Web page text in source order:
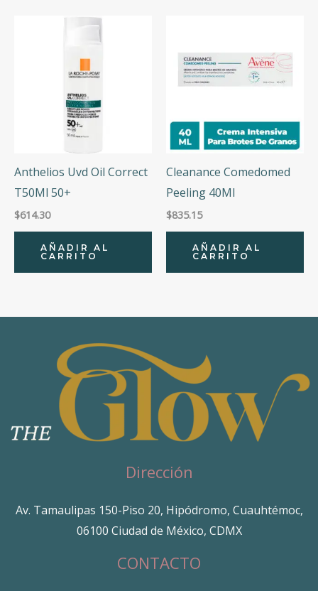
Anthelios Uvd Oil Correct
T50Ml 50+
$614.30
AÑADIR AL
CARRITO
Cleanance Comedomed
Peeling 40Ml
$835.15
AÑADIR AL
CARRITO
Dirección
Av. Tamaulipas 150-Piso 20, Hipódromo, Cuauhtémoc,
06100 Ciudad de México, CDMX
CONTACTO